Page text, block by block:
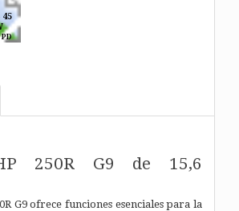
45
PD
250R G9 de 15,6
G9 ofrece funciones esenciales para la